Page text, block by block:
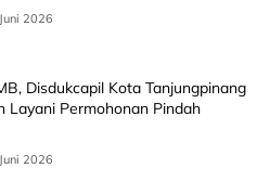
2026
Disdukcapil Kota Tanjungpinang
Layani Permohonan Pindah
2026